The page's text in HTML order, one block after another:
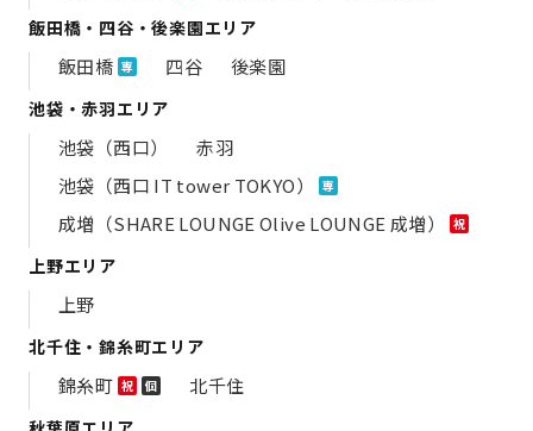
飯田橋・四谷・後楽園エリア
飯田橋 専 四谷 後楽園
池袋・赤羽エリア
池袋（西口）
赤羽
池袋（西口 IT tower TOKYO）
専
成増（SHARE LOUNGE Olive LOUNGE 成増） 祝
上野エリア
上野
北千住・錦糸町エリア
錦糸町 祝 個 北千住